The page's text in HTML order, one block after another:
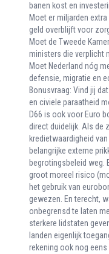
banen kost en
Moet er miljarden
geld overblijft voor
Moet de Tweede
ministers die verplicht
Moet Nederland nóg
defensie, migratie en
Bonusvraag: Vind jij
en civiele paraatheid
D66 is ook voor Euro
direct duidelijk. Als de
kredietwaardigheid
belangrijke externe
begrotingsbeleid weg.
groot moreel risico
het gebruik van
gewezen. En terecht,
onbegrensd te laten
sterkere lidstaten
landen eigenlijk
rekening ook nog